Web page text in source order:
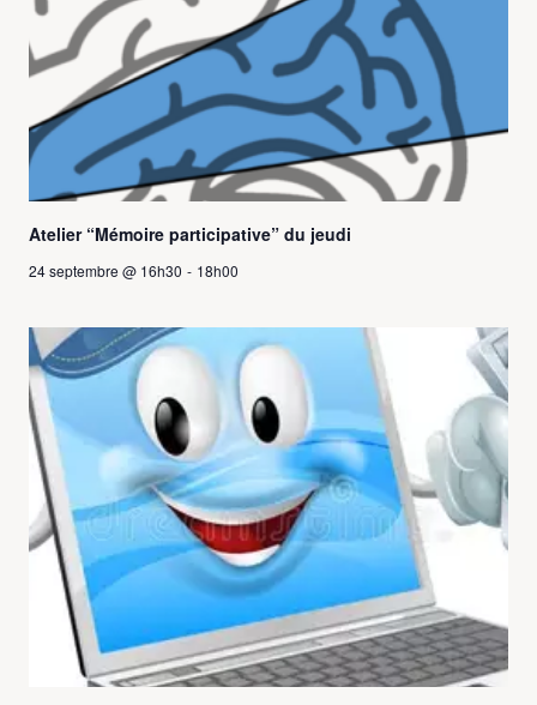
Atelier “Mémoire participative” du jeudi
24 septembre @ 16h30 - 18h00